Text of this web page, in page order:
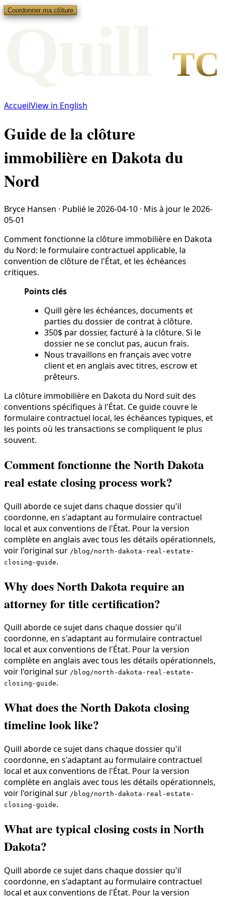
Coordonner ma clôture
TC
AccueilView in English
Guide de la clôture
immobilière en Dakota du
Nord
Bryce Hansen · Publié le2026-04-10 · Mis à jour le2026-
05-01
Comment fonctionne la clôture immobilière en Dakota
du Nord: le formulaire contractuel applicable, la
convention de clôture de l'État, et les échéances
critiques.
Points clés
Quill gère les échéances, documents et
parties du dossier de contrat à clôture.
350$ par dossier, facturé à la clôture. Si le
dossier ne se conclut pas, aucun frais.
Nous travaillons en français avec votre
client et en anglais avec titres, escrow et
prêteurs.
La clôture immobilière en Dakota du Nord suit des
conventions spécifiques à l'État. Ce guide couvre le
formulaire contractuel local, les échéances typiques, et
les points où les transactions se compliquent le plus
souvent.
Comment fonctionne the North Dakota
real estate closing process work?
Quill aborde ce sujet dans chaque dossier qu'il
coordonne, en s'adaptant au formulaire contractuel
local et aux conventions de l'État. Pour la version
complète en anglais avec tous les détails opérationnels,
voir l'original sur /blog/north-dakota-real-estate-
closing-guide.
Why does North Dakota require an
attorney for title certification?
Quill aborde ce sujet dans chaque dossier qu'il
coordonne, en s'adaptant au formulaire contractuel
local et aux conventions de l'État. Pour la version
complète en anglais avec tous les détails opérationnels,
voir l'original sur /blog/north-dakota-real-estate-
closing-guide.
What does the North Dakota closing
timeline look like?
Quill aborde ce sujet dans chaque dossier qu'il
coordonne, en s'adaptant au formulaire contractuel
local et aux conventions de l'État. Pour la version
complète en anglais avec tous les détails opérationnels,
voir l'original sur /blog/north-dakota-real-estate-
closing-guide.
What are typical closing costs in North
Dakota?
Quill aborde ce sujet dans chaque dossier qu'il
coordonne, en s'adaptant au formulaire contractuel
local et aux conventions de l'État. Pour la version